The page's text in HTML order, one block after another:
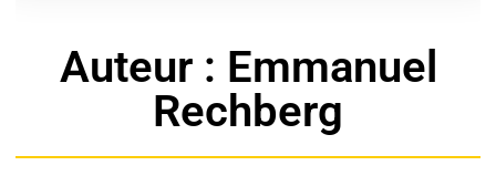
Auteur : Emmanuel
Rechberg